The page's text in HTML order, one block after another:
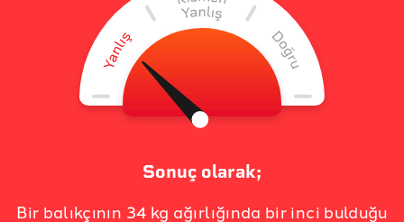
Sonuç olarak;
Bir balıkçının 34 kg ağırlığında bir inci bulduğu